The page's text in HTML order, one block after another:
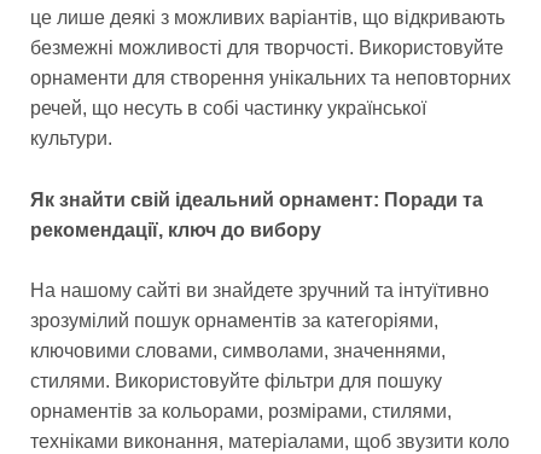
це лише деякі з можливих варіантів, що відкривають
безмежні можливості для творчості. Використовуйте
орнаменти для створення унікальних та неповторних
речей, що несуть в собі частинку української
культури.
Як знайти свій ідеальний орнамент: Поради та
рекомендації, ключ до вибору
На нашому сайті ви знайдете зручний та інтуїтивно
зрозумілий пошук орнаментів за категоріями,
ключовими словами, символами, значеннями,
стилями. Використовуйте фільтри для пошуку
орнаментів за кольорами, розмірами, стилями,
техніками виконання, матеріалами, щоб звузити коло